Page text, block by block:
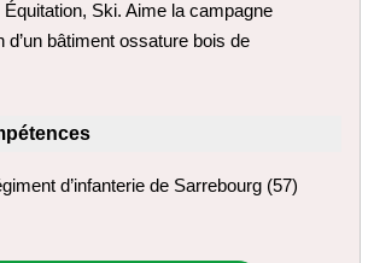
Ski. Aime la campagne
d’un bâtiment ossature bois de
d’infanterie de Sarrebourg (57)